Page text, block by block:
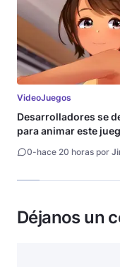
VideoJuegos
Desarrolladores se
para animar este
0-hace 20 horas por
Déjanos un